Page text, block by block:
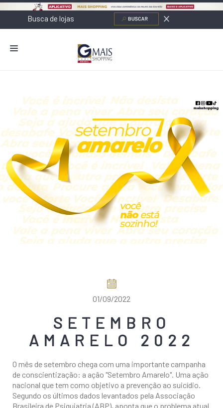
LOJAS
ALIMENTAÇÃO
CONTATO
NOVOS NEGÓCIOS
O SHOPPING
SERVIÇOS
SHOPPINGS DA GAZIT
COMO CHEGAR
01/09/2022
SETEMBRO
AMARELO 2022
O mês de setembro chega com uma importante campanha
de conscientização: a ação "Setembro Amarelo". Uma ação
nacional que tem como objetivo a prevenção ao suicídio.
Segundo os últimos dados levantados pela Associação
Brasileira de Psiquiatria (ABP), aponta que o problema atual